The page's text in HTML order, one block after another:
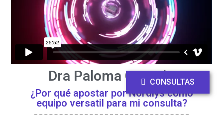
CONSULTAS
Dra Paloma Cornejo
¿Por qué apostar por Nordlys como
equipo versatil para mi consulta?